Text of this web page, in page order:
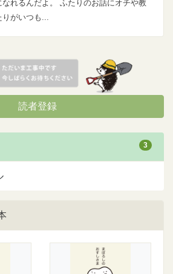
なれるんだよ。 ふたりのお話にオチや教
りがいつも...
読者登録
3